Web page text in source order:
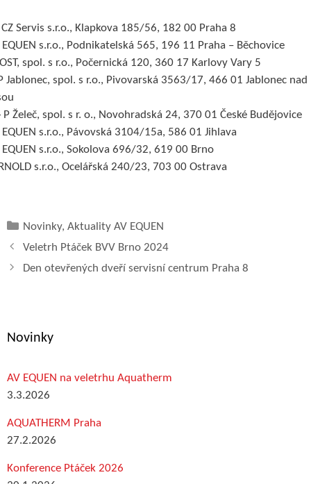
CZ Servis s.r.o., Klapkova 185/56, 182 00 Praha 8
EQUEN s.r.o., Podnikatelská 565, 196 11 Praha – Běchovice
spol. s r.o., Počernická 120, 360 17 Karlovy Vary 5
Jablonec, spol. s r.o., Pivovarská 3563/17, 466 01 Jablonec nad
P Želeč, spol. s r. o., Novohradská 24, 370 01 České Budějovice
EQUEN s.r.o., Pávovská 3104/15a, 586 01 Jihlava
EQUEN s.r.o., Sokolova 696/32, 619 00 Brno
s.r.o., Ocelářská 240/23, 703 00 Ostrava
Rubriky
Novinky,Aktuality AV EQUEN
Veletrh Ptáček BVV Brno 2024
Den otevřených dveří servisní centrum Praha 8
Novinky
AV EQUEN na veletrhu Aquatherm
3.3.2026
AQUATHERM Praha
27.2.2026
Konference Ptáček 2026